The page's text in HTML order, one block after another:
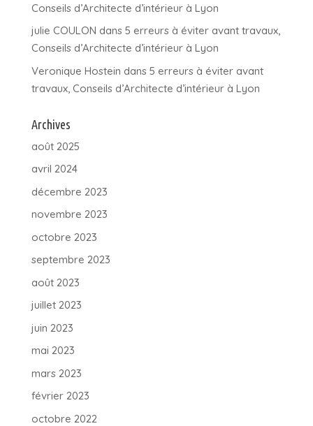
Conseils d’Architecte d’intérieur à Lyon
julie COULON dans 5 erreurs à éviter avant travaux,
Conseils d’Architecte d’intérieur à Lyon
Veronique Hostein dans 5 erreurs à éviter avant
travaux, Conseils d’Architecte d’intérieur à Lyon
Archives
août 2025
avril 2024
décembre 2023
novembre 2023
octobre 2023
septembre 2023
août 2023
juillet 2023
juin 2023
mai 2023
mars 2023
février 2023
octobre 2022